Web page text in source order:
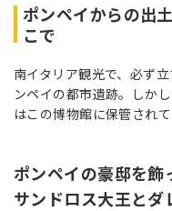
ポンペイからの出
こで
南イタリア観光で、必ず
ンペイの都市遺跡。しか
はこの博物館に保管され
ポンペイの豪邸を飾
サンドロス大王とダ